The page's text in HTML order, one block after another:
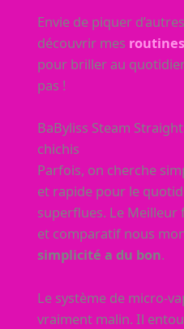
Envie de piquer
découvrir mes
pour briller au
pas !
BaByliss Steam
chichis
Parfois, on cherche
et rapide pour le
superflues. Le Meilleur
et comparatif nous
simplicité a du bon.
Le système de micro-
vraiment malin. Il